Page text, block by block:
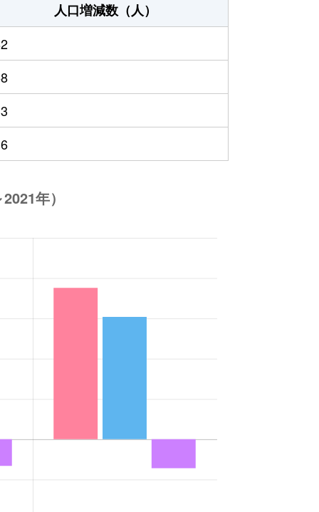
人口増減数（人）